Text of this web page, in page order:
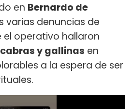
en Bernardo de
varias denuncias de
el operativo hallaron
y gallinas en
a la espera de ser